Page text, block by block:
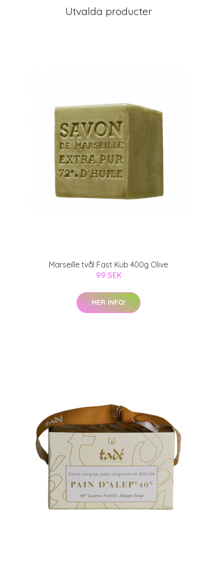
Utvalda producter
Marseille tvål Fast Kub 400g Olive
99 SEK
MER INFO!